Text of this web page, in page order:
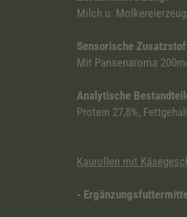
Milch u.
Sensorische
Mit Pansenaroma
Analytische
Protein 27,8%,
Kaurollen mit
-